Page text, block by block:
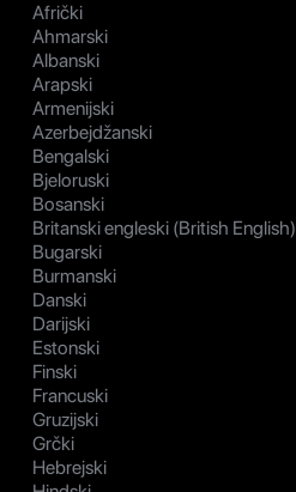
Afrički
Ahmarski
Albanski
Arapski
Armenijski
Azerbejdžanski
Bengalski
Bjeloruski
Bosanski
Britanski engleski (British English)
Bugarski
Burmanski
Danski
Darijski
Estonski
Finski
Francuski
Gruzijski
Grčki
Hebrejski